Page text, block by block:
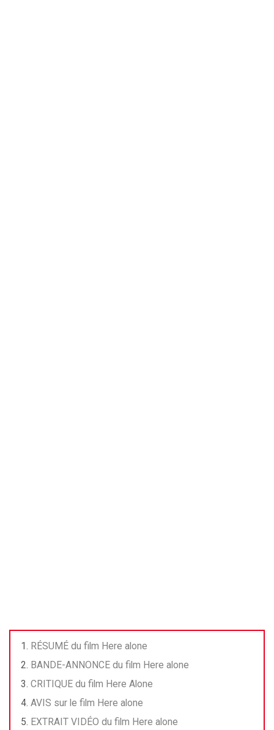
RÉSUMÉ du film Here alone
BANDE-ANNONCE du film Here alone
CRITIQUE du film Here Alone
AVIS sur le film Here alone
EXTRAIT VIDÉO du film Here alone